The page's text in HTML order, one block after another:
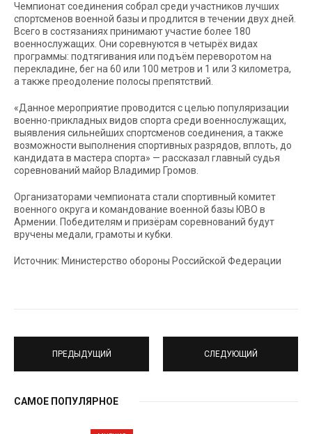
Чемпионат соединения собрал среди участников лучших
спортсменов военной базы и продлится в течении двух дней.
Всего в состязаниях принимают участие более 180
военнослужащих. Они соревнуются в четырёх видах
программы: подтягивания или подъём переворотом на
перекладине, бег на 60 или 100 метров и 1 или 3 километра,
а также преодоление полосы препятствий.
«Данное мероприятие проводится с целью популяризации
военно-прикладных видов спорта среди военнослужащих,
выявления сильнейших спортсменов соединения, а также
возможности выполнения спортивных разрядов, вплоть, до
кандидата в мастера спорта» — рассказал главный судья
соревнований майор Владимир Громов.
Организаторами чемпионата стали спортивный комитет
военного округа и командование военной базы ЮВО в
Армении. Победителям и призёрам соревнований будут
вручены медали, грамоты и кубки.
Источник: Министерство обороны Российской Федерации
ПРЕДЫДУЩИЙ СЛЕДУЮЩИЙ
САМОЕ ПОПУЛЯРНОЕ